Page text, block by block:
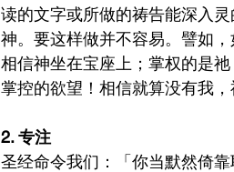
读的文字或所做的祷告能深入
神。要这样做并不容易。譬如
相信神坐在宝座上；掌权的是
掌控的欲望！相信就算没有我，
2. 专注
圣经命令我们：「你当默然倚